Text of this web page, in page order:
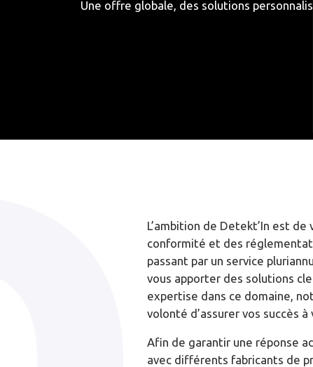
Une offre globale, des solutions
L’ambition de Detekt’In est
conformité et des
passant par un service
vous apporter des solutions
expertise dans ce domaine,
volonté d’assurer vos succès à
Afin de garantir une réponse
avec différents fabricants de